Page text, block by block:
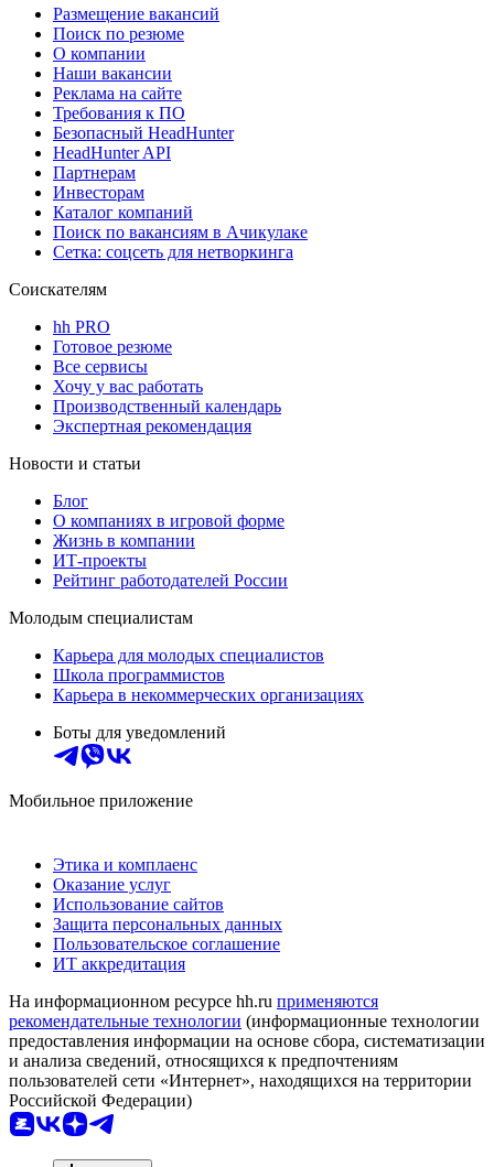
Размещение вакансий
Поиск по резюме
О компании
Наши вакансии
Реклама на сайте
Требования к ПО
Безопасный HeadHunter
HeadHunter API
Партнерам
Инвесторам
Каталог компаний
Поиск по вакансиям в Ачикулаке
Сетка: соцсеть для нетворкинга
Соискателям
hh PRO
Готовое резюме
Все сервисы
Хочу у вас работать
Производственный календарь
Экспертная рекомендация
Новости и статьи
Блог
О компаниях в игровой форме
Жизнь в компании
ИТ-проекты
Рейтинг работодателей России
Молодым специалистам
Карьера для молодых специалистов
Школа программистов
Карьера в некоммерческих организациях
Боты для уведомлений
Мобильное приложение
Этика и комплаенс
Оказание услуг
Использование сайтов
Защита персональных данных
Пользовательское соглашение
ИТ аккредитация
На информационном ресурсе hh.ru применяются
рекомендательные технологии (информационные технологии
предоставления информации на основе сбора, систематизации
и анализа сведений, относящихся к предпочтениям
пользователей сети «Интернет», находящихся на территории
Российской Федерации)